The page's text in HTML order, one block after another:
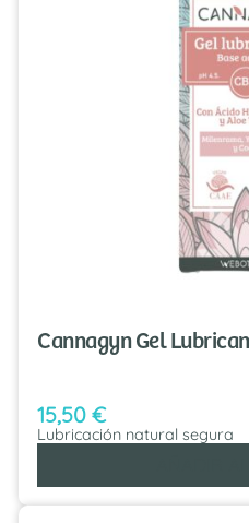
Cannagyn Gel
15,50 €
Lubricación natural segura